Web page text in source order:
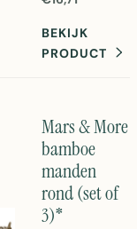
Compact design
perfect voor
bureau of
uniek patroon.
BEKIJK
PRODUCT
Mars & More
bamboe
manden
rond (set of
3)*